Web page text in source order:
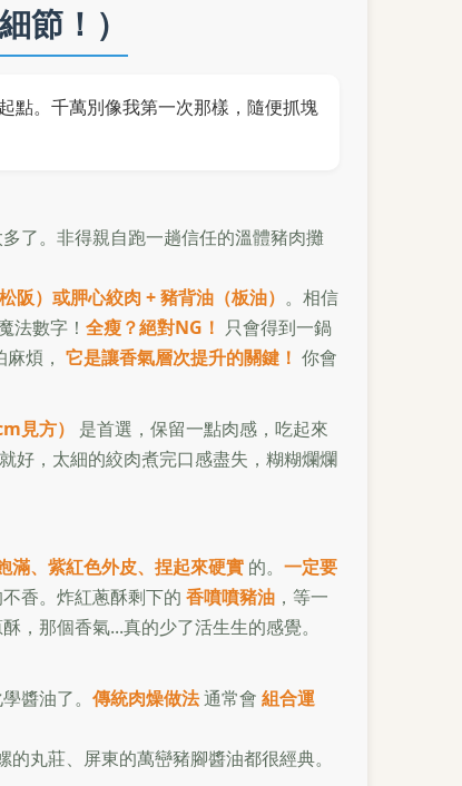
節！）
點。千萬別像我第一次那樣，隨便抓塊
了。非得親自跑一趟信任的溫體豬肉攤
阪）或胛心絞肉 + 豬背油（板油） 。相信
法數字！ 全瘦？絕對NG！ 只會得到一鍋
煩， 它是讓香氣層次提升的關鍵！ 你會
見方）
是首選，保留一點肉感，吃起來
就好，太細的絞肉煮完口感盡失，糊糊爛爛
滿、紫紅色外皮、捏起來硬實 的。 一定要
香。炸紅蔥酥剩下的 香噴噴豬油 ，等一
，那個香氣...真的少了活生生的感覺。
醬油了。 傳統肉燥做法通常會 組合運
丸莊、屏東的萬巒豬腳醬油都很經典。